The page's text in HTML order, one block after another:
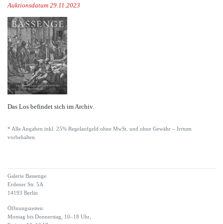
Auktionsdatum 29.11.2023
Das Los befindet sich im Archiv.
* Alle Angaben inkl. 25% Regelaufgeld ohne MwSt. und ohne Gewähr – Irrtum
vorbehalten.
Galerie Bassenge
Erdener Str. 5A
14193 Berlin
Öffnungszeiten:
Montag bis Donnerstag, 10–18 Uhr,